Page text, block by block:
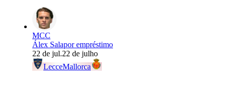
MCC
Álex Salapor empréstimo
22 de jul.22 de julho
LecceMallorca